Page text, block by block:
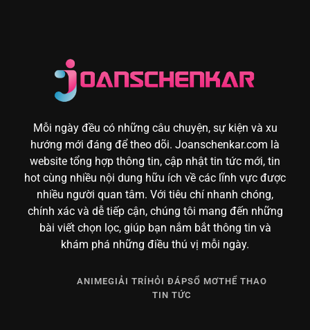
Mỗi ngày đều có những câu chuyện, sự kiện và xu
hướng mới đáng để theo dõi. Joanschenkar.com là
website tổng hợp thông tin, cập nhật tin tức mới, tin
hot cùng nhiều nội dung hữu ích về các lĩnh vực được
nhiều người quan tâm. Với tiêu chí nhanh chóng,
chính xác và dễ tiếp cận, chúng tôi mang đến những
bài viết chọn lọc, giúp bạn nắm bắt thông tin và
khám phá những điều thú vị mỗi ngày.
ANIMEGIẢI TRÍ HỎI ĐÁPSỔ MƠTHỂ THAO
TIN TỨC